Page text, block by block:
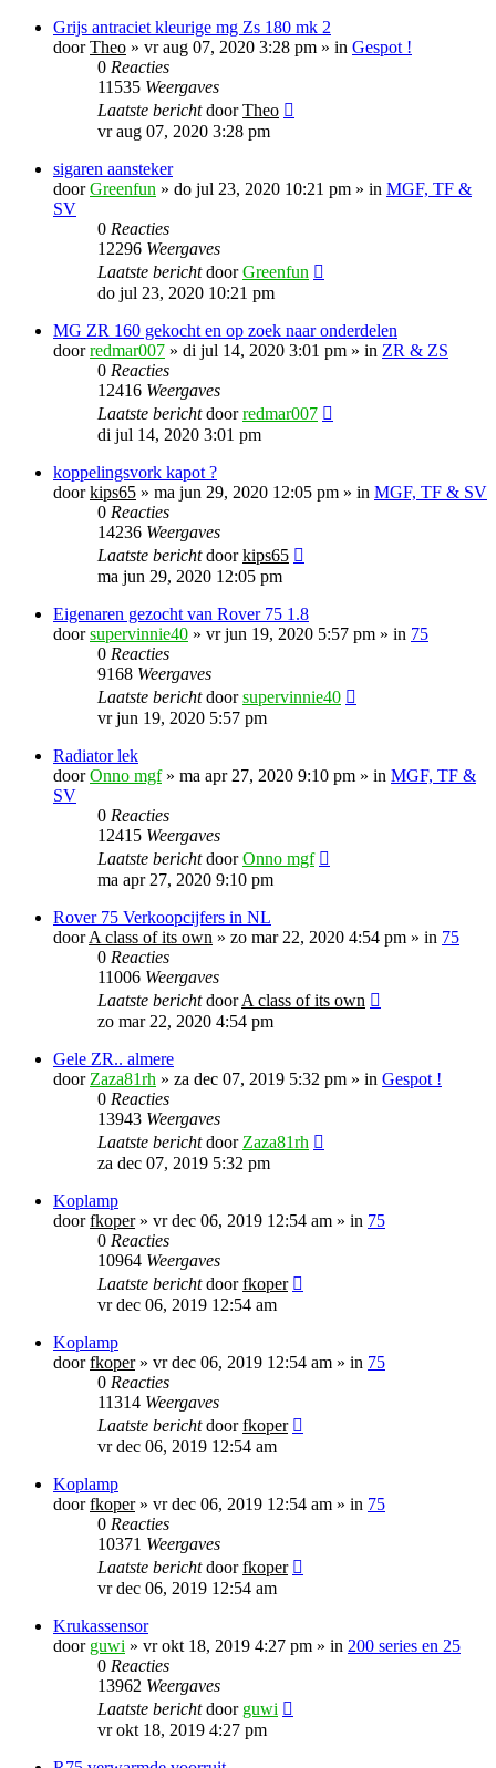
Grijs antraciet kleurige mg Zs 180 mk 2
doorTheo » vr aug 07, 2020 3:28 pm » in Gespot !
0 Reacties
11535 Weergaves
Laatste berichtdoorTheo
vr aug 07, 2020 3:28 pm
sigaren aansteker
doorGreenfun » do jul 23, 2020 10:21 pm » in MGF, TF &
SV
0 Reacties
12296 Weergaves
Laatste berichtdoorGreenfun
do jul 23, 2020 10:21 pm
MG ZR 160 gekocht en op zoek naar onderdelen
doorredmar007 » di jul 14, 2020 3:01 pm » in ZR & ZS
0 Reacties
12416 Weergaves
Laatste berichtdoorredmar007
di jul 14, 2020 3:01 pm
koppelingsvork kapot ?
doorkips65 » ma jun 29, 2020 12:05 pm » in MGF, TF & SV
0 Reacties
14236 Weergaves
Laatste berichtdoorkips65
ma jun 29, 2020 12:05 pm
Eigenaren gezocht van Rover 75 1.8
doorsupervinnie40 » vr jun 19, 2020 5:57 pm » in 75
0 Reacties
9168 Weergaves
Laatste berichtdoorsupervinnie40
vr jun 19, 2020 5:57 pm
Radiator lek
doorOnno mgf» ma apr 27, 2020 9:10 pm » in MGF, TF &
SV
0 Reacties
12415 Weergaves
Laatste berichtdoorOnno mgf
ma apr 27, 2020 9:10 pm
Rover 75 Verkoopcijfers in NL
doorA class of its own » zo mar 22, 2020 4:54 pm » in 75
0 Reacties
11006 Weergaves
Laatste berichtdoorA class of its own
zo mar 22, 2020 4:54 pm
Gele ZR.. almere
door Zaza81rh » za dec 07, 2019 5:32 pm » in Gespot !
0 Reacties
13943 Weergaves
Laatste berichtdoor Zaza81rh
za dec 07, 2019 5:32 pm
Koplamp
doorfkoper» vr dec 06, 2019 12:54 am » in 75
0 Reacties
10964 Weergaves
Laatste berichtdoorfkoper
vr dec 06, 2019 12:54 am
Koplamp
doorfkoper» vr dec 06, 2019 12:54 am » in 75
0 Reacties
11314 Weergaves
Laatste berichtdoorfkoper
vr dec 06, 2019 12:54 am
Koplamp
doorfkoper» vr dec 06, 2019 12:54 am » in 75
0 Reacties
10371 Weergaves
Laatste berichtdoorfkoper
vr dec 06, 2019 12:54 am
Krukassensor
door guwi » vr okt 18, 2019 4:27 pm » in 200 series en 25
0 Reacties
13962 Weergaves
Laatste berichtdoor guwi
vr okt 18, 2019 4:27 pm